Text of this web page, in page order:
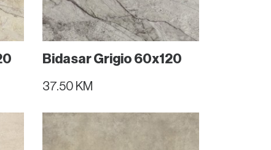
Bidasar Grigio 60x120
37.50 KM